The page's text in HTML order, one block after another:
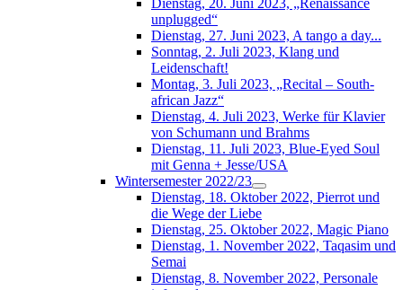
unplugged“
Dienstag, 27. Juni 2023, A tango a day...
Sonntag, 2. Juli 2023, Klang und
Leidenschaft!
Montag, 3. Juli 2023, „Recital – South-
african Jazz“
Dienstag, 4. Juli 2023, Werke für Klavier
von Schumann und Brahms
Dienstag, 11. Juli 2023, Blue-Eyed Soul
mit Genna + Jesse/USA
Wintersemester 2022/23
Dienstag, 18. Oktober 2022, Pierrot und
die Wege der Liebe
Dienstag, 25. Oktober 2022, Magic Piano
Dienstag, 1. November 2022, Taqasim und
Semai
Dienstag, 8. November 2022, Personale